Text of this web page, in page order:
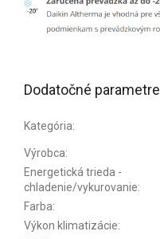
Dodatočné parametre
Kategória:
Výrobca:
Energetická trieda -
chladenie/vykurovanie:
Farba:
Výkon klimatizácie: